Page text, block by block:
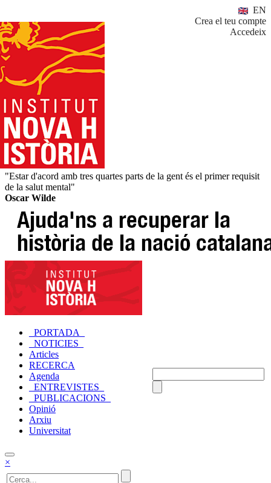
EN
Crea el teu compte
Accedeix
"Estar d'acord amb tres quartes parts de la gent és el primer requisit
de la salut mental"
Oscar Wilde
_PORTADA_
_NOTICIES_
Articles
RECERCA
Agenda
_ENTREVISTES_
_PUBLICACIONS_
Opinió
Arxiu
Universitat
×